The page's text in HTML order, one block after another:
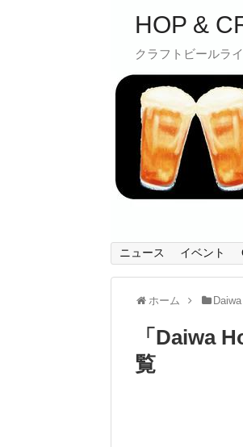
HOP &
クラフトビールラ
ニュース イベント
ホーム
「 Daiwa
覧